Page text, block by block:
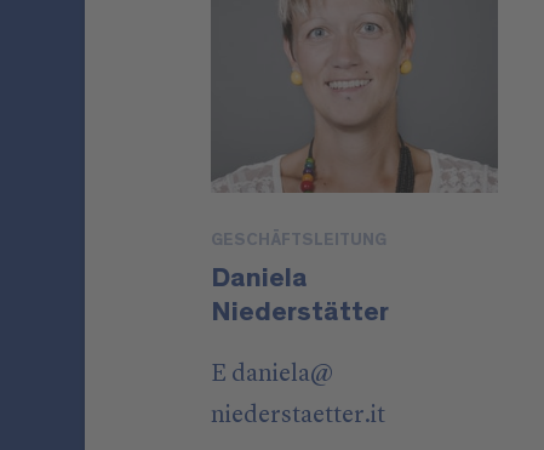
GESCHÄFTSLEITUNG
Daniela
Niederstätter
E daniela@
niederstaetter.it